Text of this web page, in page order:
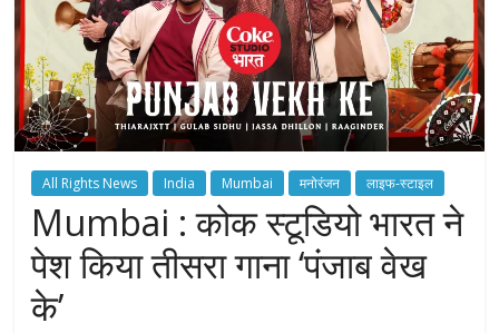
All Rights News India Mumbai मनोरंजन लाइफ-स्टाइल
Mumbai : कोक स्टूडियो भारत ने
पेश किया तीसरा गाना ‘पंजाब वेख
के’